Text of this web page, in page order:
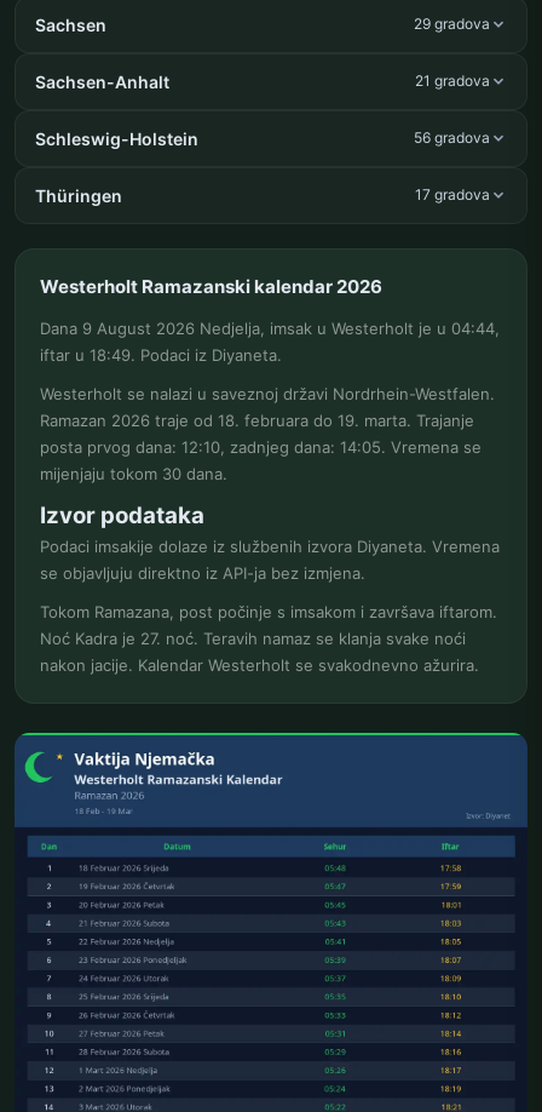
Sachsen 29 gradova
Sachsen-Anhalt 21 gradova
Schleswig-Holstein 56 gradova
Thüringen 17 gradova
Westerholt Ramazanski kalendar 2026
Dana 9 August 2026 Nedjelja, imsak u Westerholt je u 04:44,
iftar u 18:49. Podaci iz Diyaneta.
Westerholt se nalazi u saveznoj državi Nordrhein-Westfalen.
Ramazan 2026 traje od 18. februara do 19. marta. Trajanje
posta prvog dana: 12:10, zadnjeg dana: 14:05. Vremena se
mijenjaju tokom 30 dana.
Izvor podataka
Podaci imsakije dolaze iz službenih izvora Diyaneta. Vremena
se objavljuju direktno iz API-ja bez izmjena.
Tokom Ramazana, post počinje s imsakom i završava iftarom.
Noć Kadra je 27. noć. Teravih namaz se klanja svake noći
nakon jacije. Kalendar Westerholt se svakodnevno ažurira.